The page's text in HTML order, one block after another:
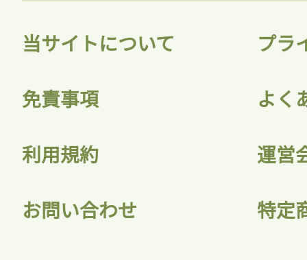
当サイトについて プラ
免責事項 よく
利用規約 運営
お問い合わせ 特定